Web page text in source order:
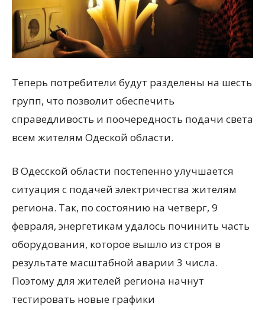
Теперь потребители будут разделены на шесть
групп, что позволит обеспечить
справедливость и поочередность подачи света
всем жителям Одеской области.
В Одесской области постепенно улучшается
ситуация с подачей электричества жителям
региона. Так, по состоянию на четверг, 9
февраля, энергетикам удалось починить часть
оборудования, которое вышло из строя в
результате масштабной аварии 3 числа.
Поэтому для жителей региона начнут
тестировать новые графики